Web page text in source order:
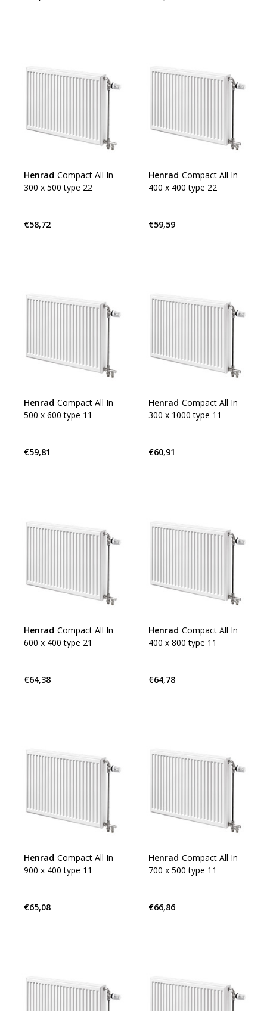
Henrad Compact All In
300 x 500 type 22
€58,72
Henrad Compact All In
400 x 400 type 22
€59,59
Henrad Compact All In
500 x 600 type 11
€59,81
Henrad Compact All In
300 x 1000 type 11
€60,91
Henrad Compact All In
600 x 400 type 21
€64,38
Henrad Compact All In
400 x 800 type 11
€64,78
Henrad Compact All In
900 x 400 type 11
€65,08
Henrad Compact All In
700 x 500 type 11
€66,86